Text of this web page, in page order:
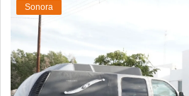
Sonora